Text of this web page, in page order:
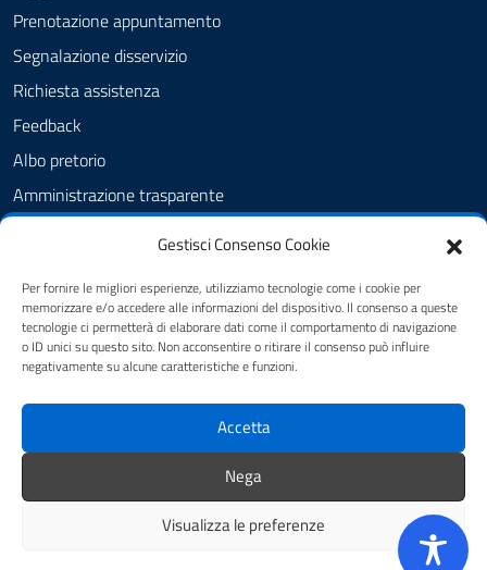
Gestisci Consenso Cookie
Per fornire le migliori esperienze, utilizziamo tecnologie come i cookie per
memorizzare e/o accedere alle informazioni del dispositivo. Il consenso a queste
tecnologie ci permetterà di elaborare dati come il comportamento di navigazione
o ID unici su questo sito. Non acconsentire o ritirare il consenso può influire
negativamente su alcune caratteristiche e funzioni.
Accetta
Nega
Visualizza le preferenze
Prenotazione appuntamento
Segnalazione disservizio
Richiesta assistenza
Feedback
Albo pretorio
Amministrazione trasparente
Dichiarazione di accessibilità
Note legali
SEGUICI SU
youtube twitter facebook